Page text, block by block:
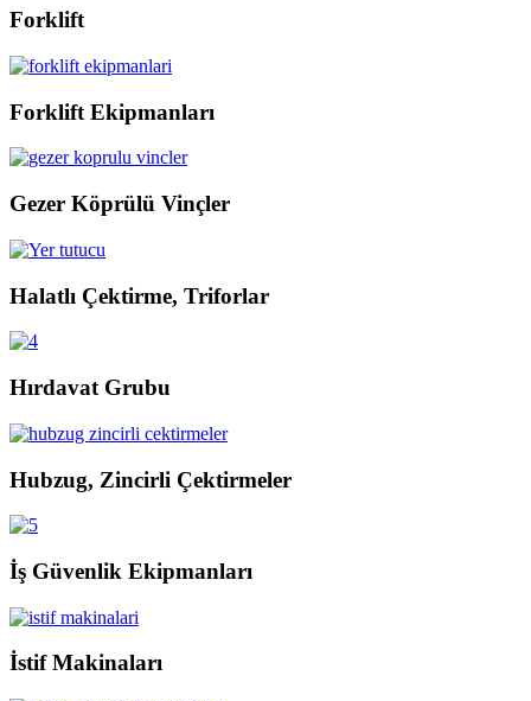
Forklift
Forklift Ekipmanları
Gezer Köprülü Vinçler
Halatlı Çektirme, Triforlar
Hırdavat Grubu
Hubzug, Zincirli Çektirmeler
İş Güvenlik Ekipmanları
İstif Makinaları